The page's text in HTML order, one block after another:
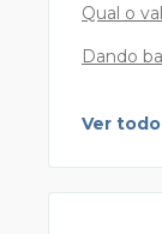
Qual o
Dando
Ver